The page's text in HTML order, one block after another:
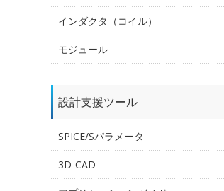
インダクタ（コイル）
モジュール
設計支援ツール
SPICE/Sパラメータ
3D-CAD